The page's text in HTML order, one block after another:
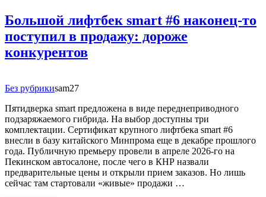
Большой лифтбек smart #6 наконец-то
поступил в продажу: дороже
конкурентов
Без рубрикиsam27
Пятидверка smart предложена в виде переднеприводного
подзаряжаемого гибрида. На выбор доступны три
комплектации. Сертификат крупного лифтбека smart #6
внесли в базу китайского Минпрома еще в декабре прошлого
года. Публичную премьеру провели в апреле 2026-го на
Пекинском автосалоне, после чего в КНР назвали
предварительные цены и открыли прием заказов. Но лишь
сейчас там стартовали «живые» продажи …